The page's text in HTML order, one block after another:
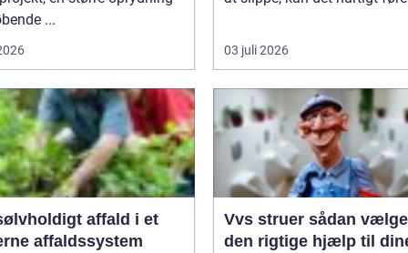
...
03 juli 2026
affald i et
affaldssystem
Vvs struer sådan vælger du
den rigtige hjælp til